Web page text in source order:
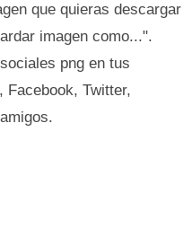
que quieras descargar
imagen como...".
png en tus
Facebook, Twitter,